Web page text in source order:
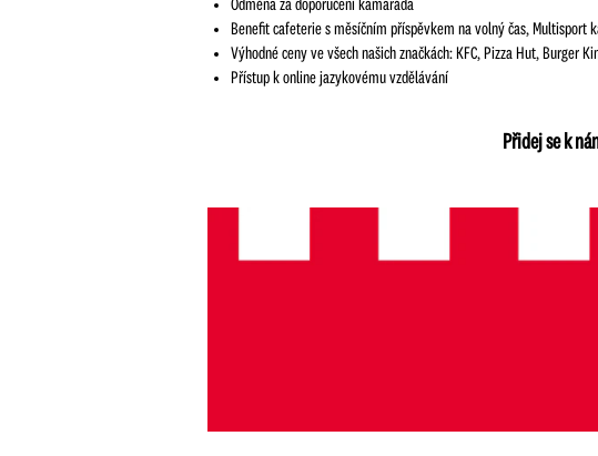
Odměna za doporučení kamaráda
Benefit cafeterie s měsíčním příspěvkem na volný čas, Multisport
Výhodné ceny ve všech našich značkách: KFC, Pizza Hut, Burger
Přístup k online jazykovému vzdělávání
Přidej se k